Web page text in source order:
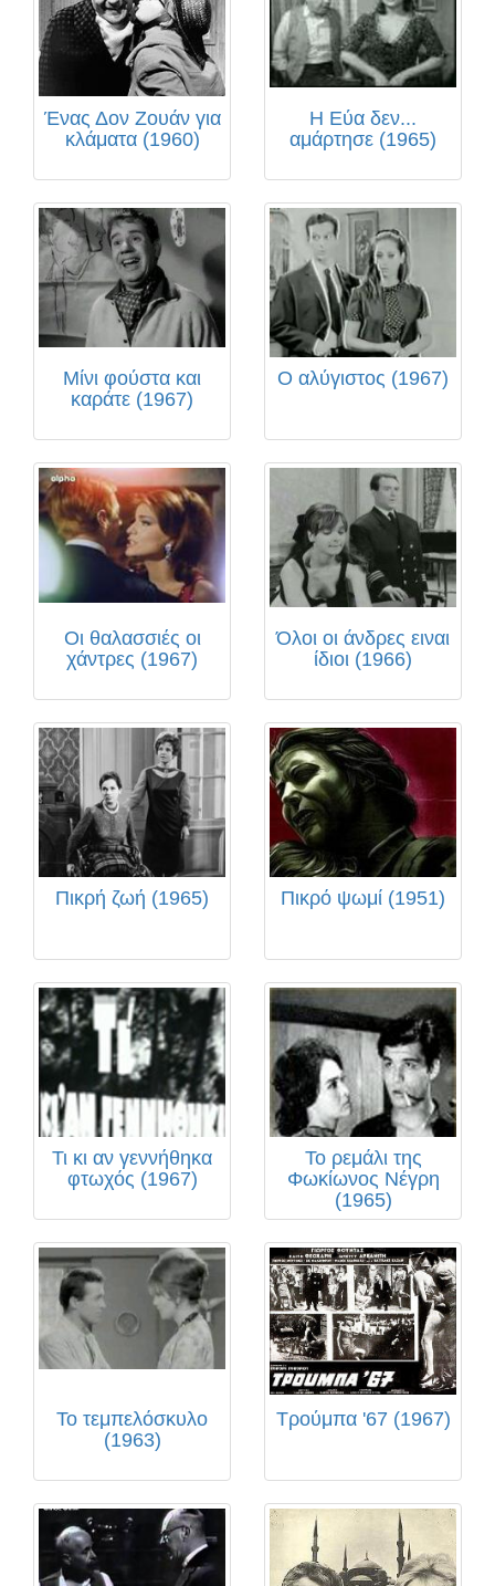
Ένας Δον Ζουάν για
κλάματα (1960)
Η Εύα δεν...
αμάρτησε (1965)
Μίνι φούστα και
καράτε (1967)
Ο αλύγιστος (1967)
Οι θαλασσιές οι
χάντρες (1967)
Όλοι οι άνδρες ειναι
ίδιοι (1966)
Πικρή ζωή (1965) Πικρό ψωμί (1951)
Τι κι αν γεννήθηκα
φτωχός (1967)
Το ρεμάλι της
Φωκίωνος Νέγρη
(1965)
Το τεμπελόσκυλο
(1963)
Τρούμπα '67 (1967)